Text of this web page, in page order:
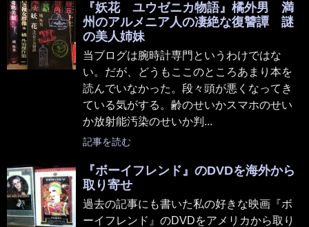
『妖花 ユウゼニカ物語』橘外男 満
州のアルメニア人の凄絶な復讐譚 謎
の美人姉妹
当ブログは腕時計専門というわけではな
い。だが、どうもここのところあまり本を
読んでいなかった。段々頭が悪くなってき
ている気がする。齢のせいかスマホのせい
か放射能汚染のせいか判...
記事を読む
『ボーイフレンド』のDVDを海外から
取り寄せ
過去の記事にも書いた私の好きな映画『ボ
ーイフレンド』のDVDをアメリカから取り